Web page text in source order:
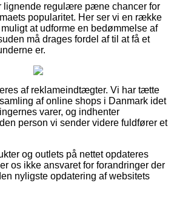
lignende regulære pæne chancer for
popularitet. Her ser vi en række
at udforme en bedømmelse af
må drages fordel af til at få et
er.
af reklameindtægter. Vi har tætte
af online shops i Danmark idet
varer, og indhenter
person vi sender videre fuldfører et
og outlets på nettet opdateres
os ikke ansvaret for forandringer der
nyligste opdatering af websitets